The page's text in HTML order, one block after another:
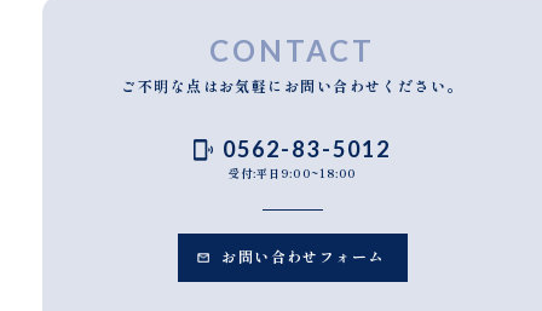
CONTACT
ご不明な点はお気軽にお問い合わせください。
0562-83-5012
受付:平日9:00~18:00
お問い合わせフォーム